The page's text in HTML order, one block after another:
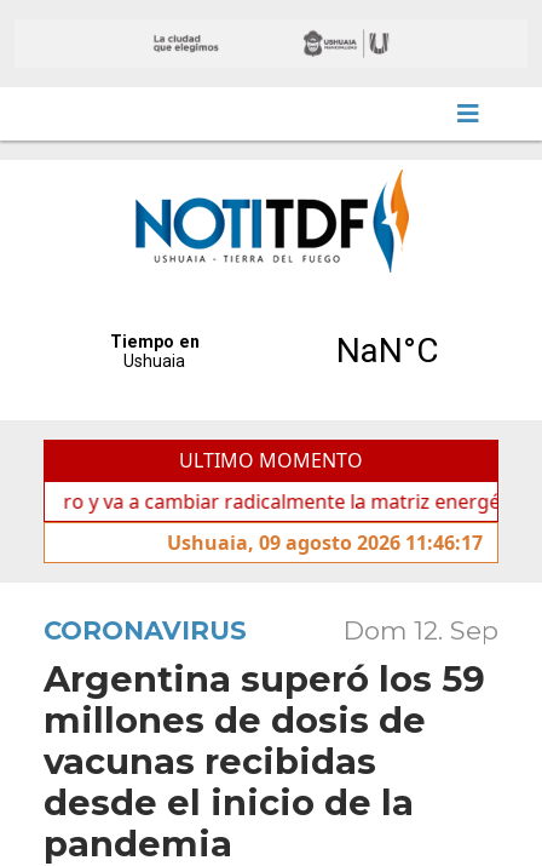
ULTIMO MOMENTO
a cambiar radicalmente la matriz energética de
Ushuaia, 09 agosto 2026 11:46:17
CORONAVIRUS Dom 12. Sep
Argentina superó los 59
millones de dosis de
vacunas recibidas
desde el inicio de la
pandemia